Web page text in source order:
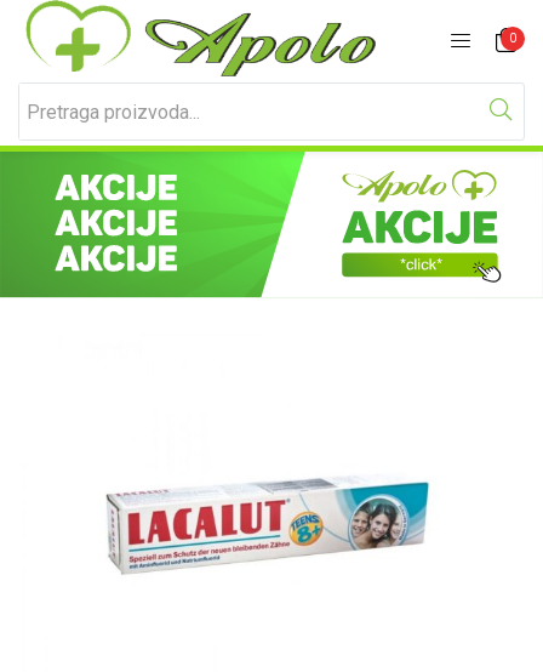
0
Prijavite se Registracija
Unesite svoje korisničko ime i lozinku za prijavu.